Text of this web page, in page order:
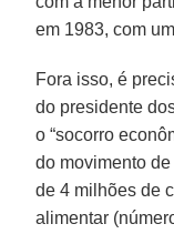
em 1983, com
Fora isso, é
do presidente
o “socorro
do movimento de
de 4 milhões de
alimentar